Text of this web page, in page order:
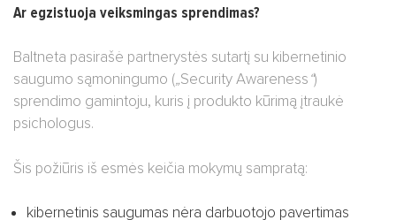
Ar egzistuoja veiksmingas sprendimas?
Baltneta pasirašė partnerystės sutartį su kibernetinio
saugumo sąmoningumo („Security Awareness“)
sprendimo gamintoju, kuris į produkto kūrimą įtraukė
psichologus.
Šis požiūris iš esmės keičia mokymų sampratą:
kibernetinis saugumas nėra darbuotojo pavertimas